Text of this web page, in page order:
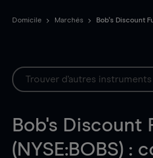
Domicile Marchés Bob's Discount
Bob's Discount
(NYSE:BOBS) :